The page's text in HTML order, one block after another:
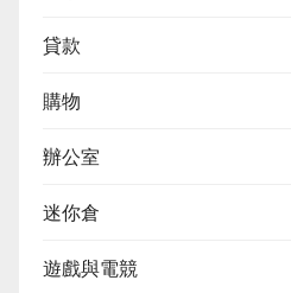
貸款
購物
辦公室
迷你倉
遊戲與電競